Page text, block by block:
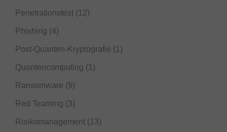
Penetrationstest (12)
Phishing (4)
Post-Quanten-Kryptografie (1)
Quantencomputing (1)
Ransomware (9)
Red Teaming (3)
Risikomanagement (13)